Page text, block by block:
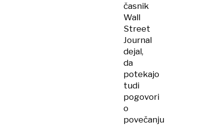
časnik
Wall
Street
Journal
dejal,
da
potekajo
tudi
pogovori
o
povečanju